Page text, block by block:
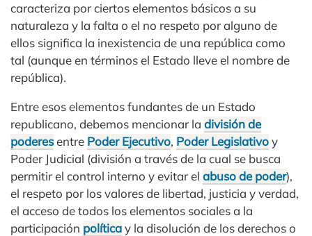
caracteriza por ciertos elementos básicos a su
naturaleza y la falta o el no respeto por alguno de
ellos significa la inexistencia de una república como
tal (aunque en términos el Estado lleve el nombre de
república).
Entre esos elementos fundantes de un Estado
republicano, debemos mencionar la división de
poderesentre Poder Ejecutivo, Poder Legislativoy
Poder Judicial (división a través de la cual se busca
permitir el control interno y evitar el abuso de poder),
el respeto por los valores de libertad, justicia y verdad,
el acceso de todos los elementos sociales a la
participación políticay la disolución de los derechos o